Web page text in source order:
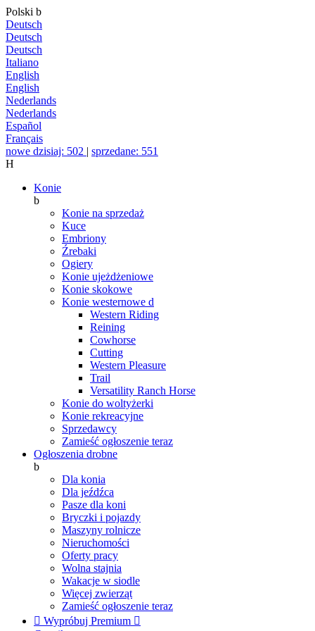
Polski b
Deutsch
Deutsch
Deutsch
Italiano
English
English
Nederlands
Nederlands
Español
Français
nowe dzisiaj: 502 | sprzedane: 551
H
Konie
b
Konie na sprzedaż
Kuce
Embriony
Źrebaki
Ogiery
Konie ujeżdżeniowe
Konie skokowe
Konie westernowe d
Western Riding
Reining
Cowhorse
Cutting
Western Pleasure
Trail
Versatility Ranch Horse
Konie do woltyżerki
Konie rekreacyjne
Sprzedawcy
Zamieść ogłoszenie teraz
Ogłoszenia drobne
b
Dla konia
Dla jeźdźca
Pasze dla koni
Bryczki i pojazdy
Maszyny rolnicze
Nieruchomości
Oferty pracy
Wolna stajnia
Wakacje w siodle
Więcej zwierząt
Zamieść ogłoszenie teraz
 Wypróbuj Premium 